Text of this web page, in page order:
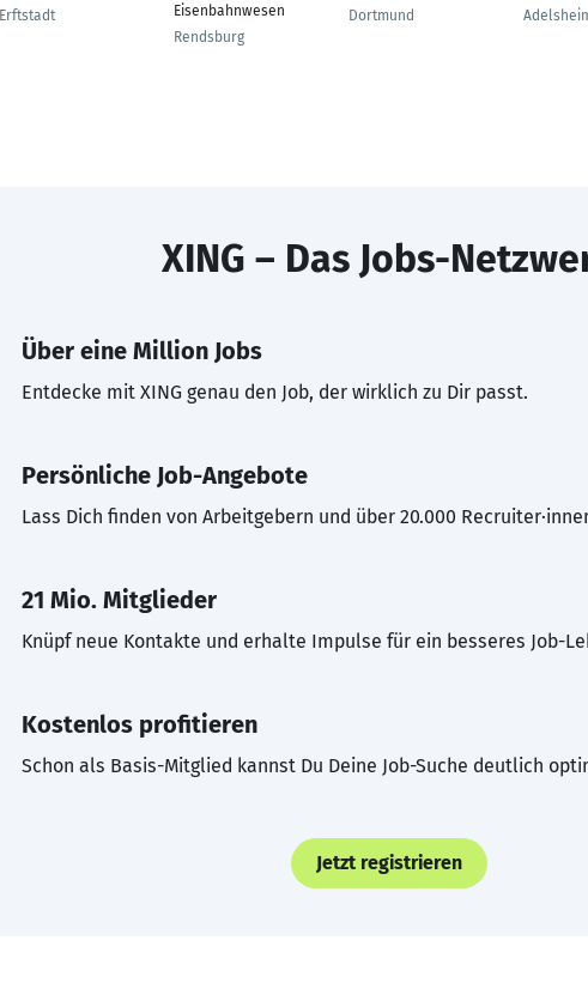
Erftstadt
Eisenbahnwesen
Rendsburg
Dortmund
XING – Das Jobs-
Über eine Million Jobs
Entdecke mit XING genau den Job, der wirklich zu Dir passt.
Persönliche Job-Angebote
Lass Dich finden von Arbeitgebern und über 20.000
21 Mio. Mitglieder
Knüpf neue Kontakte und erhalte Impulse für ein besseres Job-
Kostenlos profitieren
Schon als Basis-Mitglied kannst Du Deine Job-Suche deutlich
Jetzt registrieren